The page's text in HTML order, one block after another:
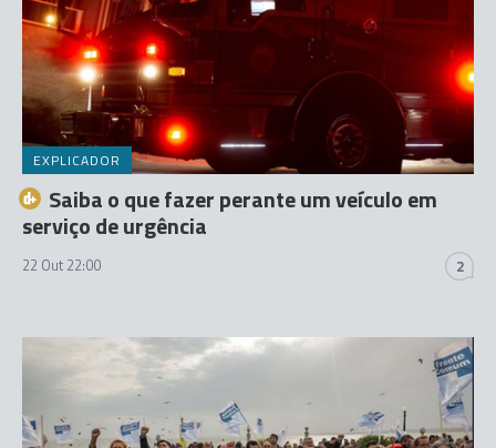
EXPLICADOR
Saiba o que fazer perante um veículo em
serviço de urgência
22 Out 22:00 2